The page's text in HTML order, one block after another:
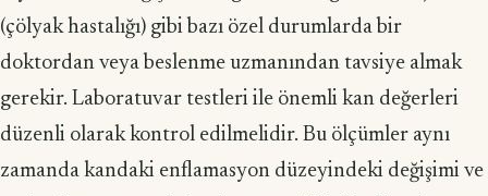
(çölyak hastalığı) gibi bazı özel durumlarda bir
doktordan veya beslenme uzmanından tavsiye almak
gerekir. Laboratuvar testleri ile önemli kan değerleri
düzenli olarak kontrol edilmelidir. Bu ölçümler aynı
zamanda kandaki enflamas­yon düzeyindeki değişimi ve